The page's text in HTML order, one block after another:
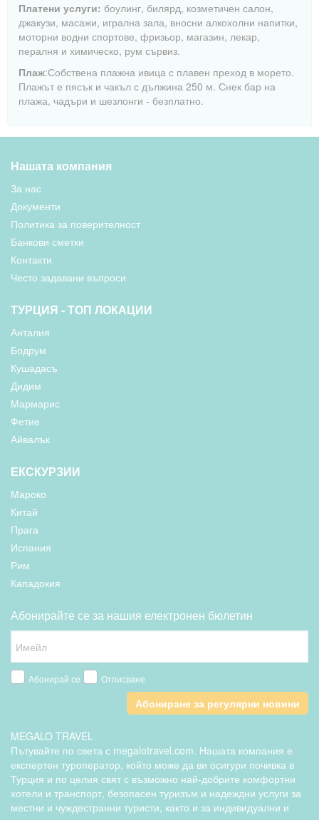
Платени услуги: боулинг, билярд, козметичен салон,
джакузи, масажи, игрална зала, вносни алкохолни напитки,
моторни водни спортове, фризьор, магазин, лекар,
пералня и химическо, рум сървиз.
Плаж:Собствена плажна ивица с плавен преход в морето.
Плажът е пясък и чакъл с дължина 250 м. Снек бар на
плажа, чадъри и шезлонги - безплатно.
Нашата компания
За нас
Документи
Политика за поверителност
Банкови сметки
Контакти
Често задавани въпроси
ТУРЦИЯ - ТОП ЛОКАЦИИ
Анталия
Бодрум
Кушадасъ
Дидим
Мармарис
Фетие
Айвалък
ЕКСКУРЗИИ
Мароко
Китай
Прага
Испания
Рим
Кападокия
Абонирайте се за нашия електронен бюлетин
Абонирай се Отписване
Абониране за регулярни новини
MEGALO TRAVEL
Пътувайте по света с megalotravel.com. Нашата компания е
експертен туроператор, който може да ви осигури почивка в
Турция и по целия свят с възможно най-добрите комфортни
хотели и транспорт, безопасен туризъм и надеждни услуги за
местни и чуждестранни туристи, както и за индивидуални и